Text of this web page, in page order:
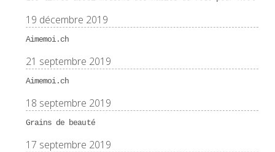
19 décembre 2019
Aimemoi.ch
21 septembre 2019
Aimemoi.ch
18 septembre 2019
Grains de beauté
17 septembre 2019